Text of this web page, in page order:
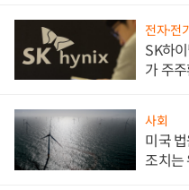
전자·전
SK하
가 주
사회
미국
조치는